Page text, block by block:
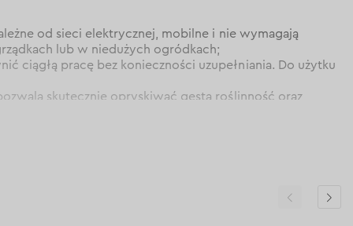
od sieci elektrycznej, mobilne i nie wymagają
lub w niedużych ogródkach;
ciągłą pracę bez konieczności uzupełniania. Do użytku
skutecznie opryskiwać gęstą roślinność oraz
zwiększają wygodę i efektywność pracy;